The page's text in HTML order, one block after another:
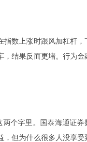
指数上涨时跟风加杠杆
，结果反而更堵。行为
两个字里。国泰海通证
，但为什么很多人没享